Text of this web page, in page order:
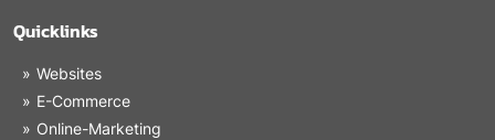
Quicklinks
Websites
E-Commerce
Online-Marketing